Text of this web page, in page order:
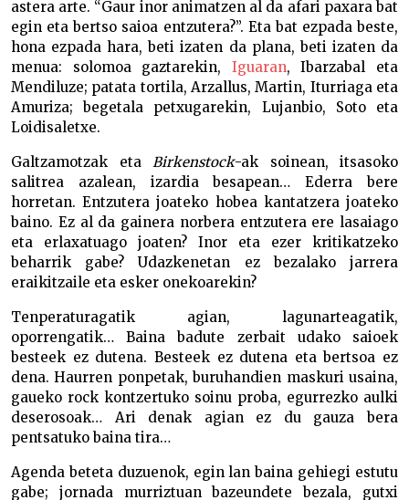
astera arte. “Gaur inor animatzen al da afari paxara bat
egin eta bertso saioa entzutera?”. Eta bat ezpada beste,
hona ezpada hara, beti izaten da plana, beti izaten da
menua: solomoa gaztarekin, Iguaran, Ibarzabal eta
Mendiluze; patata tortila, Arzallus, Martin, Iturriaga eta
Amuriza; begetala petxugarekin, Lujanbio, Soto eta
Loidisaletxe.
Galtzamotzak eta
Birkenstock-ak soinean, itsasoko
salitrea azalean, izardia besapean… Ederra bere
horretan. Entzutera joateko hobea kantatzera joateko
baino. Ez al da gainera norbera entzutera ere lasaiago
eta erlaxatuago joaten? Inor eta ezer kritikatzeko
beharrik gabe? Udazkenetan ez bezalako jarrera
eraikitzaile eta esker onekoarekin?
Tenperaturagatik agian, lagunarteagatik,
oporrengatik… Baina badute zerbait udako saioek
besteek ez dutena. Besteek ez dutena eta bertsoa ez
dena. Haurren ponpetak, buruhandien maskuri usaina,
gaueko rock kontzertuko soinu proba, egurrezko aulki
deserosoak… Ari denak agian ez du gauza bera
pentsatuko baina tira…
Agenda beteta duzuenok, egin lan baina gehiegi estutu
gabe; jornada murriztuan bazeundete bezala, gutxi